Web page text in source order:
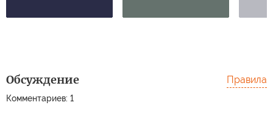
Обсуждение
Комментариев: 1
Правила